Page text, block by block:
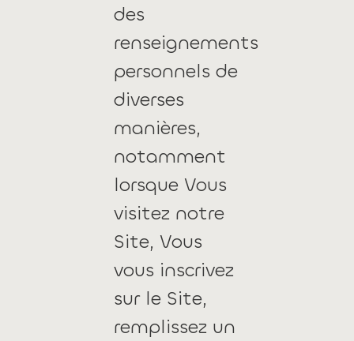
des
renseignements
personnels de
diverses
manières,
notamment
lorsque Vous
visitez notre
Site, Vous
vous inscrivez
sur le Site,
remplissez un